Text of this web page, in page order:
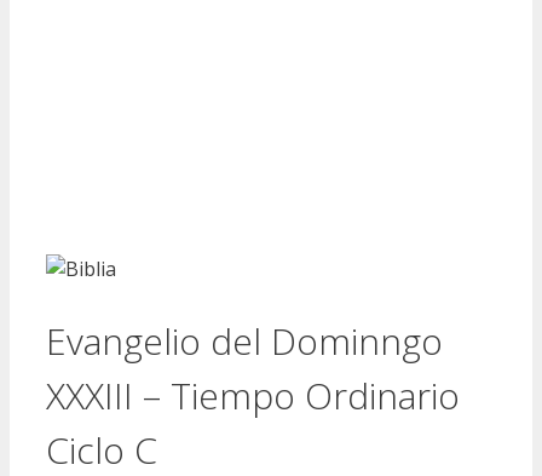
Evangelio del Dominngo
XXXIII – Tiempo Ordinario
Ciclo C